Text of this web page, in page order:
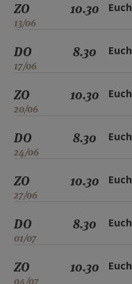
ZO
13/06
10.30
DO
17/06
8.30
ZO
20/06
10.30
DO
24/06
8.30
ZO
27/06
10.30
DO
01/07
8.30
ZO
04/07
10.30